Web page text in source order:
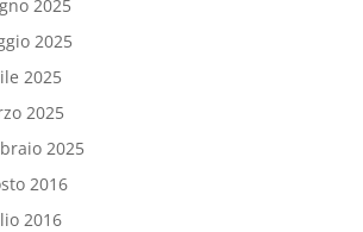
2025
2025
2025
2025
2025
2016
2016